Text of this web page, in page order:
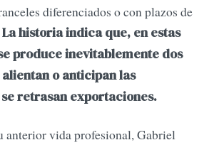
diferenciados o con plazos de
La historia indica que, en estas
produce inevitablemente dos
o anticipan las
retrasan exportaciones.
anterior vida profesional, Gabriel